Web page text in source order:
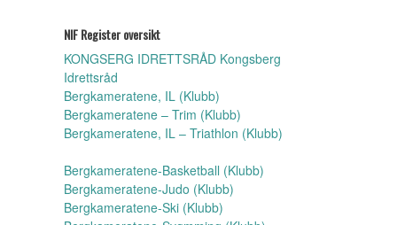
NIF Register oversikt
KONGSERG IDRETTSRÅD Kongsberg
Idrettsråd
Bergkameratene, IL (Klubb)
Bergkameratene – Trim (Klubb)
Bergkameratene, IL – Triathlon (Klubb)
Bergkameratene-Basketball (Klubb)
Bergkameratene-Judo (Klubb)
Bergkameratene-Ski (Klubb)